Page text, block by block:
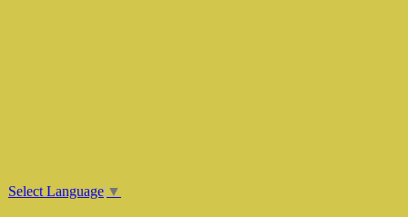
Select Language ▼